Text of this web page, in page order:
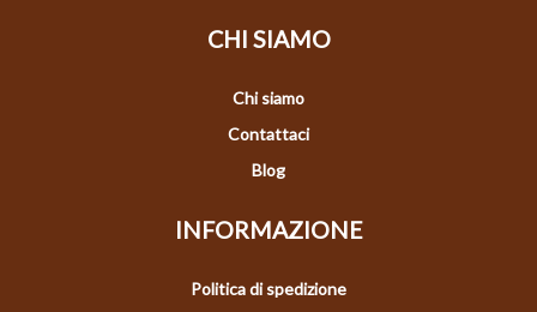
CHI SIAMO
Chi siamo
Contattaci
Blog
INFORMAZIONE
Politica di spedizione